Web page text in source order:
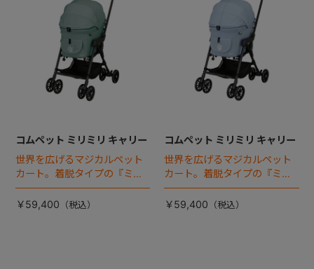
コムペット ミリミリ キャリー
世界を広げるマジカルペット
カート。着脱タイプの『ミリ
ミリEG』 がフルモデルチェン
ジ 。新機能「マジカルフォー
￥59,400
コムペット ミリミリ キャリー
世界を広げるマジカルペット
カート。着脱タイプの『ミリ
ミリEG』 がフルモデルチェン
ジ 。新機能「マジカルフォー
￥59,400